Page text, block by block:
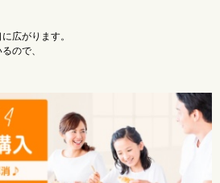
広がります。
ので、